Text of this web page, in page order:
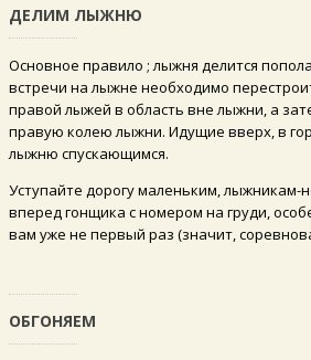
ДЕЛИМ ЛЫЖНЮ
Основное правило ; лыжня делится
встречи на лыжне необходимо
правой лыжей в область вне лыжни, а
правую колею лыжни. Идущие вверх, в
лыжню спускающимся.
Уступайте дорогу маленьким, лыжникам-
вперед гонщика с номером на груди,
вам уже не первый раз (значит,
ОБГОНЯЕМ